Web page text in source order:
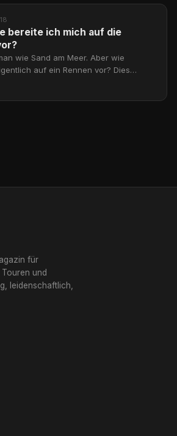
bereite ich mich auf die
wie Sand am Meer. Aber wie
auf ein Rennen vor? Dies
für
und
leidenschaftlich,